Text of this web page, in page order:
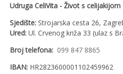
Udruga CeliVita - Život s celijakijom
Sjedište: Strojarska cesta 26,
Ured: Ul. Crvenog križa 33 (ulaz s
Broj telefona: 099 847 8865
IBAN: HR2823600001102459962